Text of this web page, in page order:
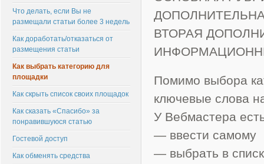
ВТОРАЯ
Помимо выбора
ключевые слова
У Вебмастера
— ввести самому
— выбрать в
Что делать, если Вы не
размещали статьи более 3 недель
Как доработать/отказаться от
размещения статьи
Как выбрать категорию для
площадки
Как скрыть список своих площадок
Как сказать «Спасибо» за
понравившуюся статью
Гостевой доступ
Как обменять средства